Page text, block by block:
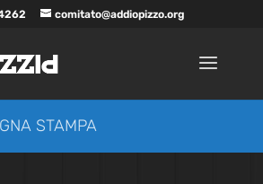
comitato@addiopizzo.org
STAMPA